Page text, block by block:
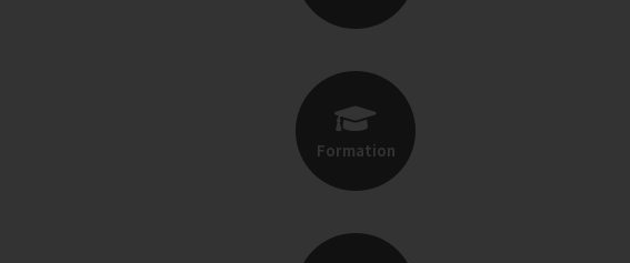
Formation